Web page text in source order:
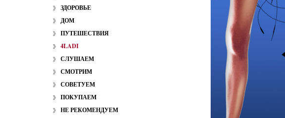
ЗДОРОВЬЕ
ДОМ
ПУТЕШЕСТВИЯ
4LADI
СЛУШАЕМ
СМОТРИМ
СОВЕТУЕМ
ПОКУПАЕМ
НЕ РЕКОМЕНДУЕМ